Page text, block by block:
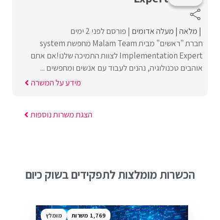
מלאה מעלה אדומים פורסם לפני 2 ימים
חברת "ראשים" מבית Malam Team מחפשת system
Implementation Expert לצוות התמיכה שלנו!אם אתם
אוהבים טכנולוגיה, נהנים לעבוד עם אנשים ומחפשים ...
מידע על המשרה
הצגת משרות נוספות
הכשרות מומלצות לתפקידים בשוק כיום
1,769 מומלץ